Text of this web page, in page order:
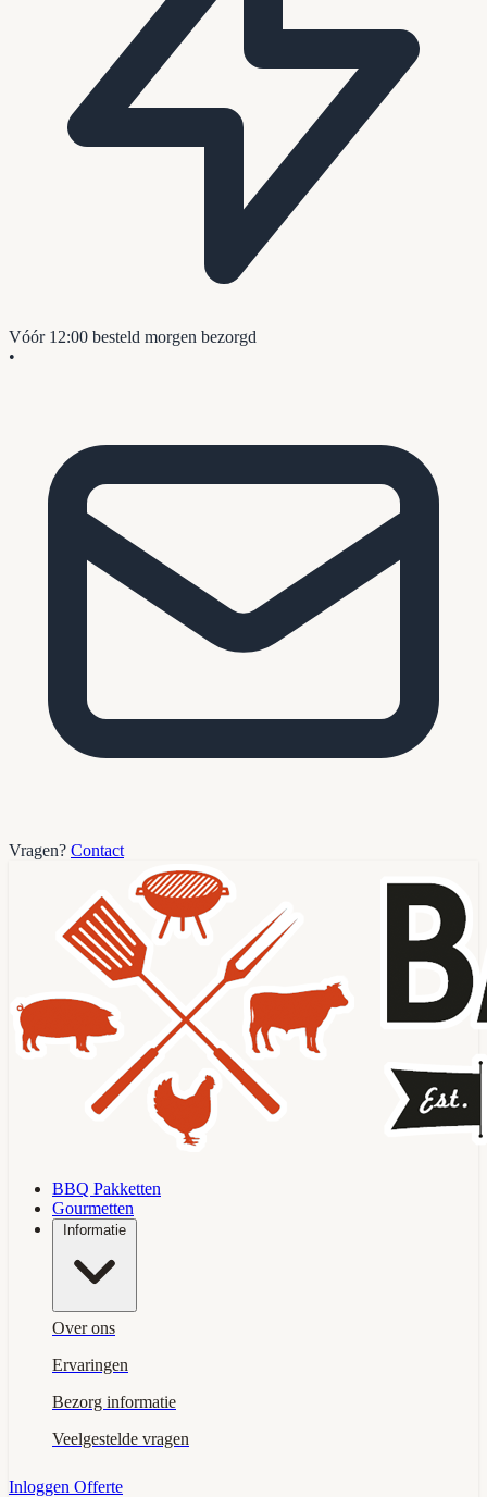
Vóór 12:00 besteld morgen bezorgd
•
Vragen? Contact
BBQ Pakketten
Gourmetten
Informatie
Over ons
Ervaringen
Bezorg informatie
Veelgestelde vragen
Inloggen Offerte